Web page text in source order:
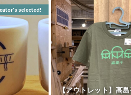
selected!
【アウトレット】高